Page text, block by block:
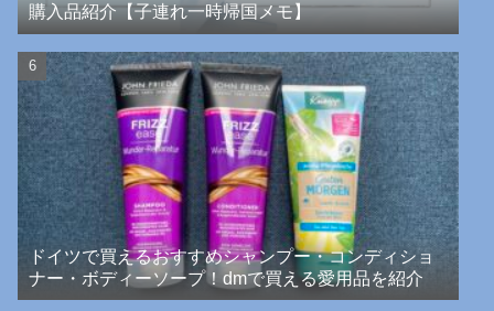
購入品紹介【子連れ一時帰国メモ】
ドイツで買えるおすすめシャンプー・コンディショ
ナー・ボディーソープ！dmで買える愛用品を紹介